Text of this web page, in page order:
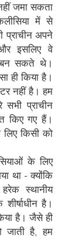
जमा सकता
में से
अपने
इसलिए वे
बन सकते थे।
ही किया है।
नहीं है। हम
प्राचीन
किए गए हैं।
किसी को
के लिए
था - क्योंकि
स्थानीय
है।
है। जैसे ही
जाती है, हम